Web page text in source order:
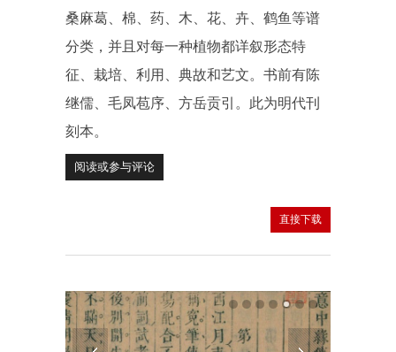
桑麻葛、棉、药、木、花、卉、鹤鱼等谱
分类，并且对每一种植物都详叙形态特
征、栽培、利用、典故和艺文。书前有陈
继儒、毛凤苞序、方岳贡引。此为明代刊
刻本。
阅读或参与评论
直接下载